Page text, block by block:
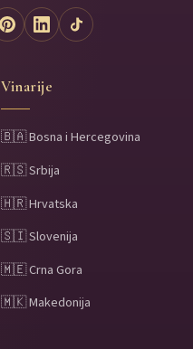
Vinarije
🇧🇦 Bosna i Hercegovina
🇷🇸 Srbija
🇭🇷 Hrvatska
🇸🇮 Slovenija
🇲🇪 Crna Gora
🇲🇰 Makedonija